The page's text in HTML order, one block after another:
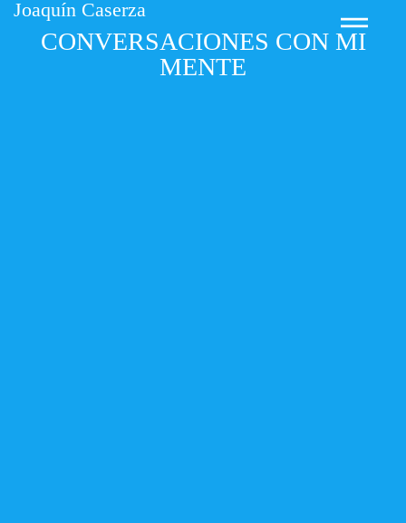
Joaquín Caserza
CONVERSACIONES CON MI
MENTE